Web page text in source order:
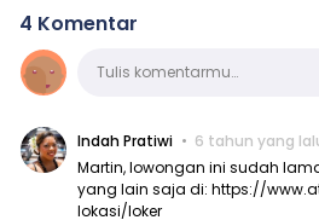
4 Komentar
KomentarTulis komentarmu…
Indah Pratiwi
6 tahun yang
Martin, lowongan ini sudah
yang lain saja di: https://
lokasi/loker